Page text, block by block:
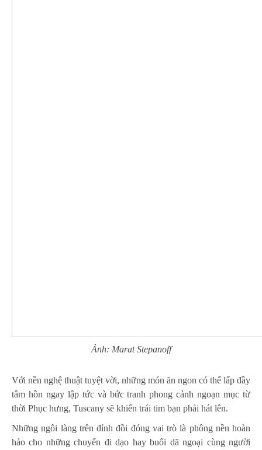
Ảnh: Marat Stepanoff
Với nền nghệ thuật tuyệt vời, những món ăn ngon có thể lấp đầy
tâm hồn ngay lập tức và bức tranh phong cảnh ngoạn mục từ
thời Phục hưng, Tuscany sẽ khiến trái tim bạn phải hát lên.
Những ngôi làng trên đỉnh đồi đóng vai trò là phông nền hoàn
hảo cho những chuyến đi dạo hay buổi dã ngoại cùng người